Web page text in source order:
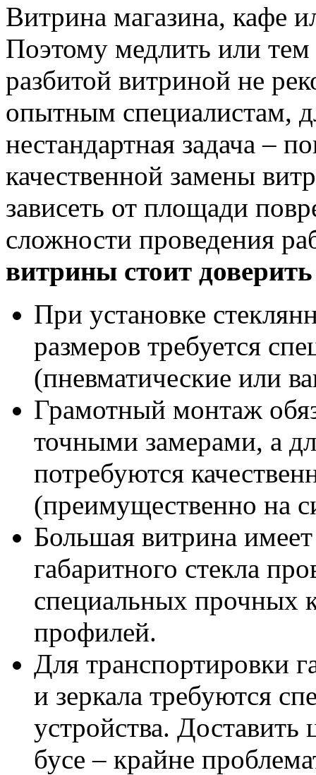
Витрина магазина, кафе
Поэтому медлить или тем
разбитой витриной не
опытным специалистам,
нестандартная задача –
качественной замены
зависеть от площади
сложности проведения
витрины стоит
При установке
размеров требуется
(пневматические или
Грамотный монтаж
точными замерами, а
потребуются
(преимущественно на
Большая витрина
габаритного стекла
специальных прочных
профилей.
Для транспортировки
и зеркала требуются
устройства.
бусе – крайне